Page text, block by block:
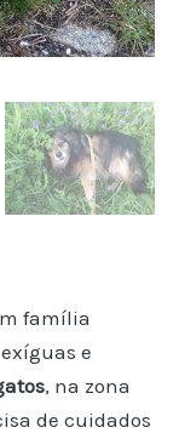
família
e
, na zona
de cuidados